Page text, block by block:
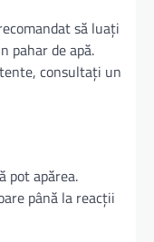
să luați
pahar de apă.
consultați un
pot apărea.
până la reacții